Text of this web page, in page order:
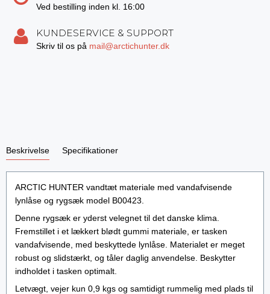
Ved bestilling inden kl. 16:00
KUNDESERVICE & SUPPORT
Skriv til os på mail@arctichunter.dk
Beskrivelse Specifikationer
ARCTIC HUNTER vandtæt materiale med vandafvisende
lynlåse og rygsæk model B00423.
Denne rygsæk er yderst velegnet til det danske klima.
Fremstillet i et lækkert blødt gummi materiale, er tasken
vandafvisende, med beskyttede lynlåse. Materialet er meget
robust og slidstærkt, og tåler daglig anvendelse. Beskytter
indholdet i tasken optimalt.
Letvægt, vejer kun 0,9 kgs og samtidigt rummelig med plads til